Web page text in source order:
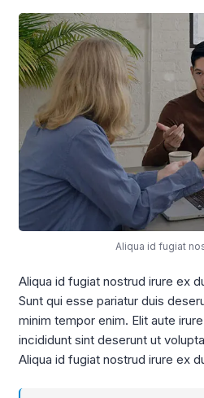
Aliqua id fugiat
Aliqua id fugiat nostrud irure ex
Sunt qui esse pariatur duis
minim tempor enim. Elit aute
incididunt sint deserunt ut
Aliqua id fugiat nostrud irure ex